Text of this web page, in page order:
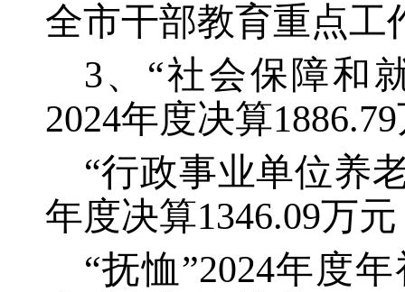
全市干部教育重点工
3、“社会保障和
2024年度决算
“行政事业单位养
年度决算1346.09万
“抚恤”2024年度